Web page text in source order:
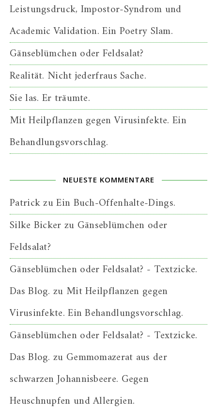
Leistungsdruck, Impostor-Syndrom und
Academic Validation. Ein Poetry Slam.
Gänseblümchen oder Feldsalat?
Realität. Nicht jederfraus Sache.
Sie las. Er träumte.
Mit Heilpflanzen gegen Virusinfekte. Ein
Behandlungsvorschlag.
NEUESTE KOMMENTARE
PatrickzuEin Buch-Offenhalte-Dings.
Silke Bickerzu Gänseblümchen oder
Feldsalat?
Gänseblümchen oder Feldsalat? - Textzicke.
Das Blog. zu Mit Heilpflanzen gegen
Virusinfekte. Ein Behandlungsvorschlag.
Gänseblümchen oder Feldsalat? - Textzicke.
Das Blog. zu Gemmomazerat aus der
schwarzen Johannisbeere. Gegen
Heuschnupfen und Allergien.